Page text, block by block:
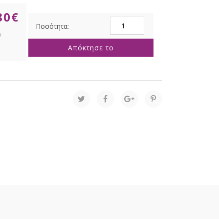
€
ΡΙΓΕ
ΚΕΡΙ
Φ7Χ13ΕΚ
ποσότητα
Απόκτησε το